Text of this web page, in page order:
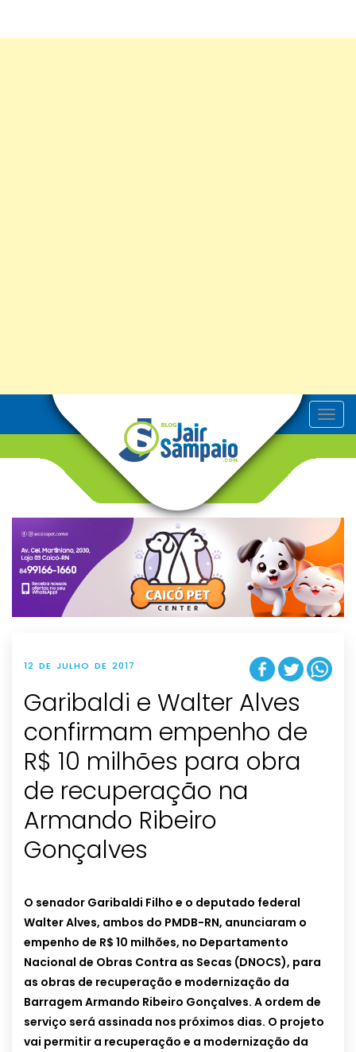
T
o
v
g
t
i
o
n
12 DE JULHO DE 2017
Garibaldi e Walter Alves
confirmam empenho de
R$ 10 milhões para obra
de recuperação na
Armando Ribeiro
Gonçalves
O senador Garibaldi Filho e o deputado federal
Walter Alves, ambos do PMDB-RN, anunciaram o
empenho de R$ 10 milhões, no Departamento
Nacional de Obras Contra as Secas (DNOCS), para
as obras de recuperação e modernização da
Barragem Armando Ribeiro Gonçalves. A ordem de
serviço será assinada nos próximos dias. O projeto
vai permitir a recuperação e a modernização da